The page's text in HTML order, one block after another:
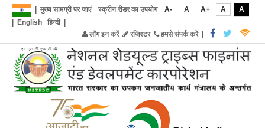
मुख्य सामग्री पर जाएं स्क्रीन रीडर का उपयोग A- A A+ A
A
English हिन्दी|
लॉग इन करें
रजिस्टर हमसे संपर्क करें|